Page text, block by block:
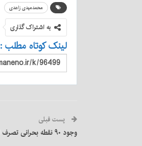
محمدمهدی زاهدی
به اشتراک گذاری
لینک کوتاه مطلب :
پست قبلی
وجود ۹۰ نقطه بحرانی تصرف اراضی در استان کرمان